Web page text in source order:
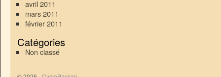
avril 2011
mars 2011
février 2011
Catégories
Non classé